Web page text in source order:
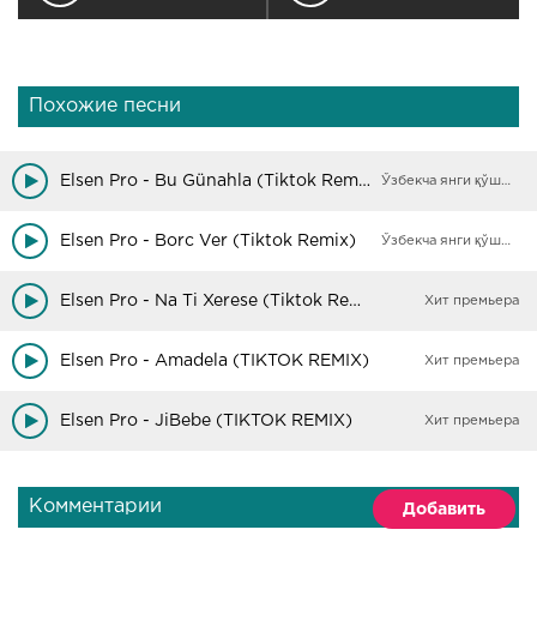
Похожие песни
Elsen Pro - Bu Günahla (Tiktok Remix) Ўзбекча янги қўшиқлар
Elsen Pro - Borc Ver (Tiktok Remix) Ўзбекча янги қўшиқлар
Elsen Pro - Na Ti Xerese (Tiktok Remix) Хит премьера
Elsen Pro - Amadela (TIKTOK REMIX) Хит премьера
Elsen Pro - JiBebe (TIKTOK REMIX) Хит премьера
Комментарии Добавить